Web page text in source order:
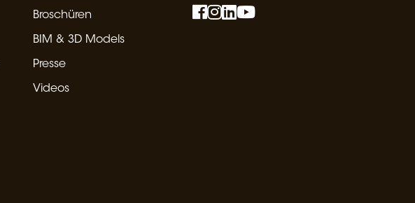
Broschüren
BIM & 3D Models
Presse
Videos